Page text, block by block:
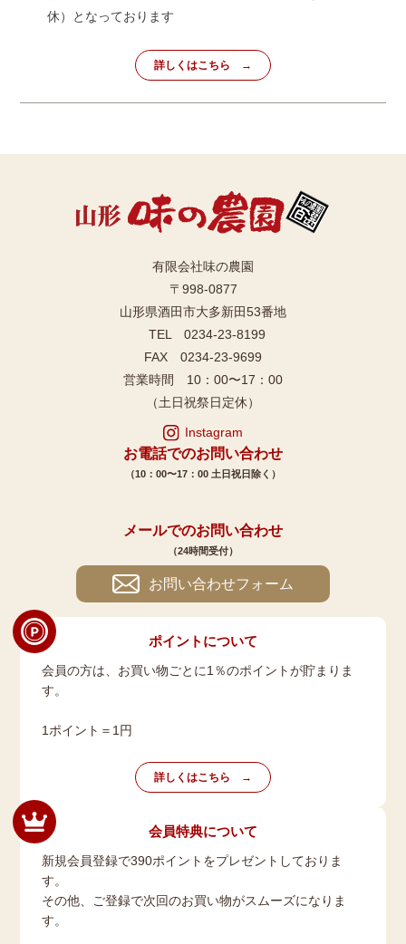
休）となっております
詳しくはこちら
有限会社味の農園
〒998-0877
山形県酒田市大多新田53番地
TEL 0234-23-8199
FAX 0234-23-9699
営業時間 10：00〜17：00
（土日祝祭日定休）
Instagram
お電話でのお問い合わせ
（10：00〜17：00 土日祝日除く）
メールでのお問い合わせ
（24時間受付）
お問い合わせフォーム
ポイントについて
会員の方は、お買い物ごとに1％のポイントが貯まりま
す。
1ポイント＝1円
詳しくはこちら
会員特典について
新規会員登録で390ポイントをプレゼントしておりま
す。
その他、ご登録で次回のお買い物がスムーズになりま
す。